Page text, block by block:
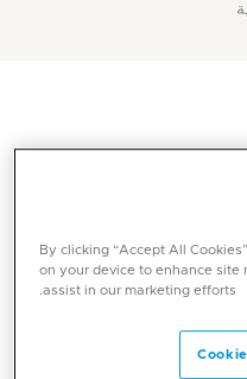
By clicking “Accept All
on your device to enhance site
assist in our marketing efforts.